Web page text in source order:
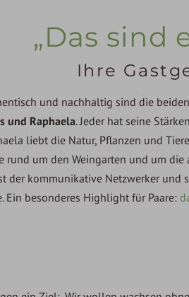
„Das sind
Ihre
und nachhaltig sind die beiden
und Raphaela. Jeder hat seine
liebt die Natur, Pflanzen und
rund um den Weingarten und um
der kommunikative Netzwerker und
Ein besonderes Highlight für Paare: